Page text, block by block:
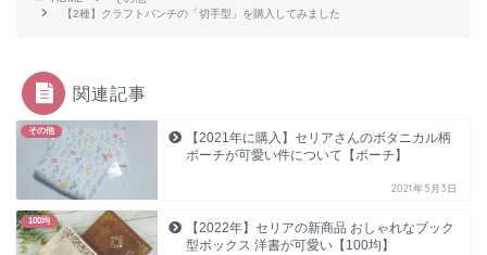
【2種】クラフトパンチの「切手型」を購入してみました
関連記事
その他
【2021年に購入】セリアさんのボタニカル柄
ポーチが可愛い件について【ポーチ】
2021年5月3日
100均
【2022年】セリアの新商品 おしゃれなブック
型ボックス 洋書が可愛い【100均】